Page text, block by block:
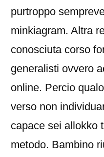
purtroppo
minkiagram. Altra
conosciuta corso
generalisti ovvero
online. Percio
verso non
capace sei allokko
metodo. Bambino